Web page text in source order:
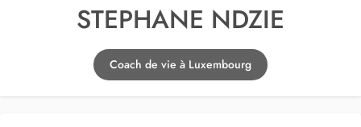
STEPHANE NDZIE
Coach de vie à Luxembourg